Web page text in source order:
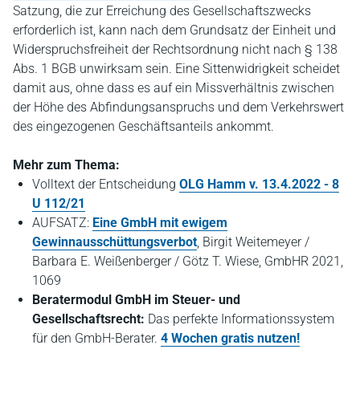
Satzung, die zur Erreichung des Gesellschaftszwecks
erforderlich ist, kann nach dem Grundsatz der Einheit und
Widerspruchsfreiheit der Rechtsordnung nicht nach § 138
Abs. 1 BGB unwirksam sein. Eine Sittenwidrigkeit scheidet
damit aus, ohne dass es auf ein Missverhältnis zwischen
der Höhe des Abfindungsanspruchs und dem Verkehrswert
des eingezogenen Geschäftsanteils ankommt.
Mehr zum Thema:
Volltext der Entscheidung OLG Hamm v. 13.4.2022 - 8
U 112/21
AUFSATZ: Eine GmbH mit ewigem
Gewinnausschüttungsverbot, Birgit Weitemeyer /
Barbara E. Weißenberger / Götz T. Wiese, GmbHR 2021,
1069
Beratermodul GmbH im Steuer- und
Gesellschaftsrecht: Das perfekte Informationssystem
für den GmbH-Berater. 4 Wochen gratis nutzen!